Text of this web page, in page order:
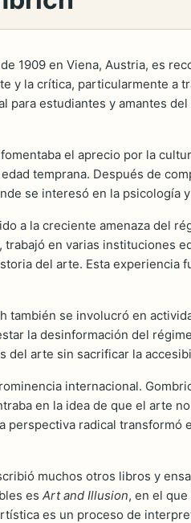
1909 en Viena, Austria, es
y la crítica, particularmente a
para estudiantes y amantes
el aprecio por la
temprana. Después de
se interesó en la
a la creciente amenaza del
en varias instituciones
del arte. Esta
también se involucró en
la desinformación del
del arte sin sacrificar la
internacional.
en la idea de que el arte
perspectiva radical
muchos otros libros y
es Art and Illusion, en el
es un proceso de